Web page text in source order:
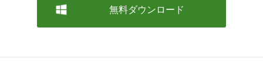
無料ダウンロード